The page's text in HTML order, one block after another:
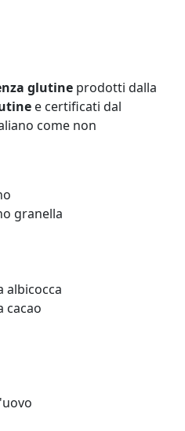
glutine prodotti dalla
e certificati dal
come non
granella
albicocca
cacao